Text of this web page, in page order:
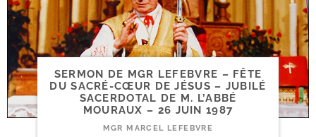
SERMON DE MGR LEFEBVRE – FÊTE
DU SACRÉ-​CŒUR DE JÉSUS – JUBILÉ
SACERDOTAL DE M. L’ABBÉ
MOURAUX – 26 JUIN 1987
MGR MARCEL LEFEBVRE